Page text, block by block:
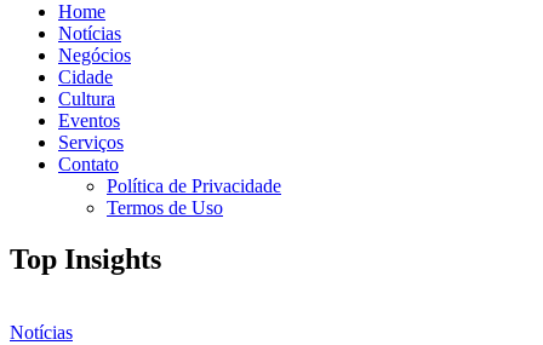
Home
Notícias
Negócios
Cidade
Cultura
Eventos
Serviços
Contato
Política de Privacidade
Termos de Uso
Top Insights
Notícias